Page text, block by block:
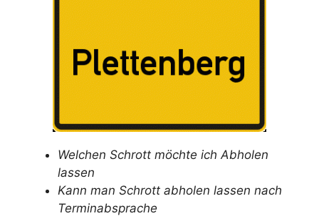
Welchen Schrott möchte ich Abholen
lassen
Kann man Schrott abholen lassen nach
Terminabsprache